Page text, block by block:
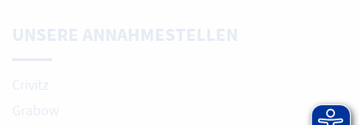
UNSERE ANNAHMESTELLEN
Crivitz
Grabow